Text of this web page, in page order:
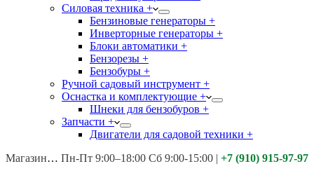
Силовая техника +
Бензиновые генераторы +
Инверторные генераторы +
Блоки автоматики +
Бензорезы +
Бензобуры +
Ручной садовый инструмент +
Оснастка и комплектующие +
Шнеки для бензобуров +
Запчасти +
Двигатели для садовой техники +
Магазины: Калуга ул. Московская д.113
Пн-Пт 9:00–18:00 Сб 9:00-15:00 | +7 (910) 915-97-97